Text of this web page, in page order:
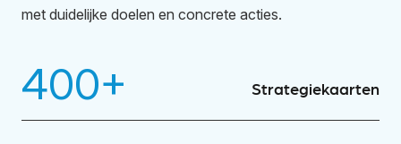
met duidelijke doelen en concrete acties.
400+ Strategiekaarten